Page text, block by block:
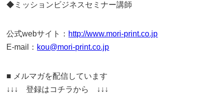
◆ミッションビジネスセミナー講師
公式webサイト： http://www.mori-print.co.jp
E-mail： kou@mori-print.co.jp
■ メルマガを配信しています
↓↓↓ 登録はコチラから ↓↓↓